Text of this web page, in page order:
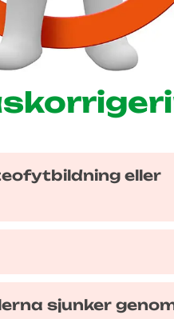
eller
sjunker